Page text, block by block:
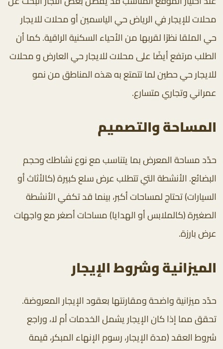
محلات للإيجار في الرياض حي الياسمين أو محلات للايجار
حي الملقا نظرًا لقربها من الأحياء السكنية الراقية. كما أن
الطلب مرتفع أيضًا على محلات للايجار حي العارض و محلات
للايجار حي حطين لما تتمتع به هذه المناطق من نمو
عمراني وتجاري متسارع.
المساحة والتصميم
حدّد مساحة المعرض بما يتناسب مع نوع نشاطك وحجم
البضائع. الأنشطة التي تتطلب عرض سلع كبيرة (كالأثاث أو
السيارات) تحتاج لمساحات أكبر، بينما قد تكفي الأنشطة
الصغيرة (كالملابس أو الهدايا) مساحات أصغر مع واجهات
عرض بارزة.
الميزانية وشروط الإيجار
حدّد ميزانية واضحة ومقارنتها بعقود الإيجار المعروضة.
تحقق مما إذا كان الإيجار يشمل الخدمات أم لا، وراجع
شروط العقد (مدة الإيجار، رسوم الإنهاء المبكر، قيمة